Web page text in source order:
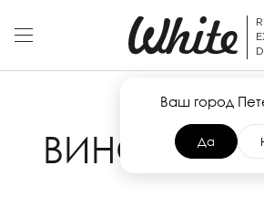
Ваш город
Да
23 ИЮЛЯ 2024